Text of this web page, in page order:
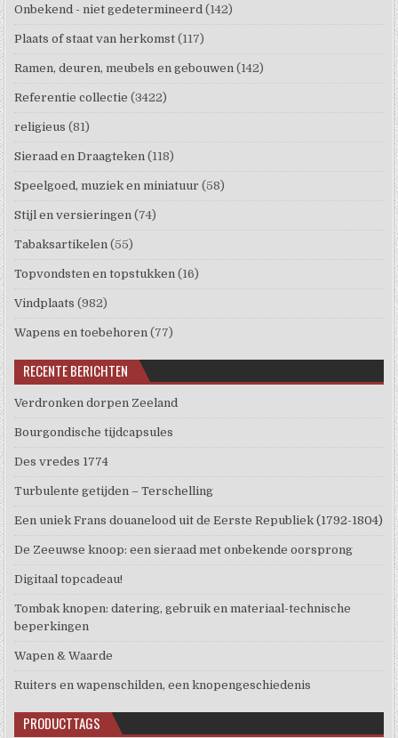
Onbekend - niet gedetermineerd (142)
Plaats of staat van herkomst (117)
Ramen, deuren, meubels en gebouwen (142)
Referentie collectie (3422)
religieus (81)
Sieraad en Draagteken (118)
Speelgoed, muziek en miniatuur (58)
Stijl en versieringen (74)
Tabaksartikelen (55)
Topvondsten en topstukken (16)
Vindplaats (982)
Wapens en toebehoren (77)
RECENTE BERICHTEN
Verdronken dorpen Zeeland
Bourgondische tijdcapsules
Des vredes 1774
Turbulente getijden – Terschelling
Een uniek Frans douanelood uit de Eerste Republiek (1792-1804)
De Zeeuwse knoop: een sieraad met onbekende oorsprong
Digitaal topcadeau!
Tombak knopen: datering, gebruik en materiaal-technische
beperkingen
Wapen & Waarde
Ruiters en wapenschilden, een knopengeschiedenis
PRODUCTTAGS